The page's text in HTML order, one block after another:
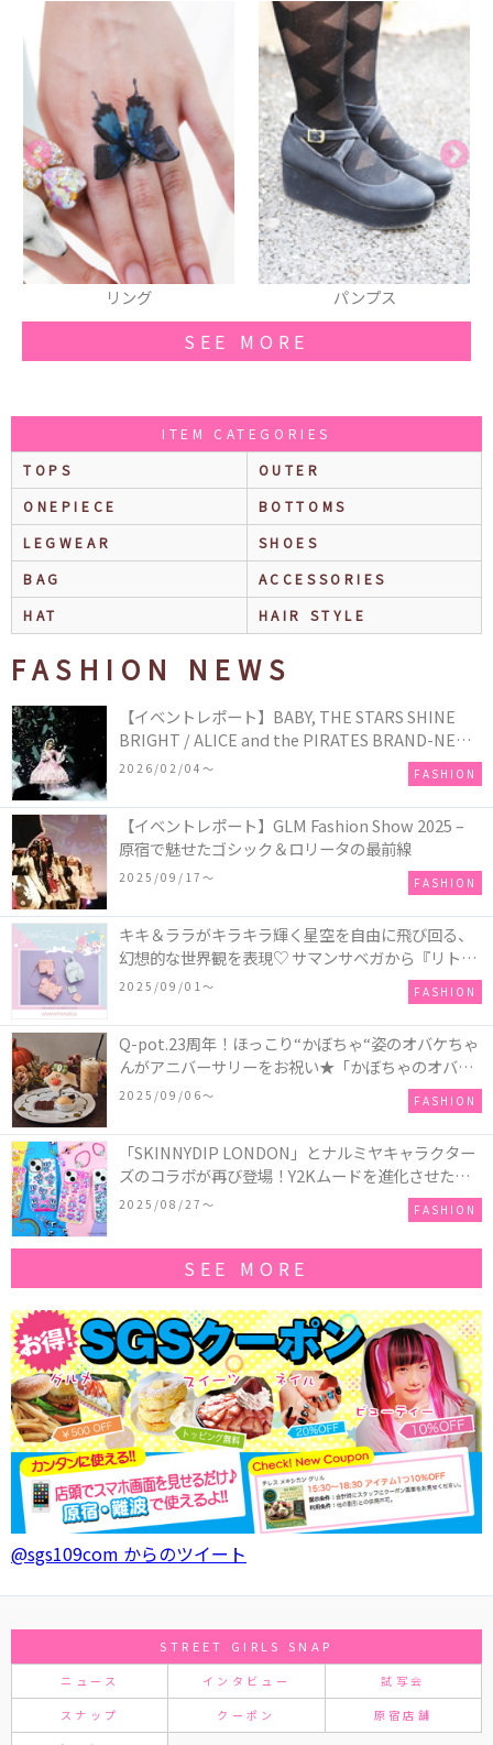
パンプス タイツ
SEE MORE
ITEM CATEGORIES
TOPS
OUTER
ONEPIECE
BOTTOMS
LEGWEAR
SHOES
BAG
ACCESSORIES
HAT
HAIR STYLE
FASHION NEWS
【イベントレポート】BABY, THE STARS SHINE
BRIGHT / ALICE and the PIRATES BRAND-NEW
COLLECTION in TOKYO
2026/02/04〜 FASHION
【イベントレポート】GLM Fashion Show 2025 –
原宿で魅せたゴシック＆ロリータの最前線
2025/09/17〜 FASHION
キキ＆ララがキラキラ輝く星空を自由に飛び回る、
幻想的な世界観を表現♡ サマンサベガから『リトル
ツインスターズ』50周年アニバーサリーイヤー』を
2025/09/01〜 FASHION
Q-pot.23周年！ほっこり“かぼちゃ“姿のオバケちゃ
んがアニバーサリーをお祝い★「かぼちゃのオバケ
ーキアクセサリー」が新発売！Q-pot CAFE.では
「かぼちゃのオバケーキプレート」も登場
2025/09/06〜 FASHION
「SKINNYDIP LONDON」とナルミヤキャラクター
ズのコラボが再び登場！Y2Kムードを進化させた新
作コレクションを発売♪
2025/08/27〜 FASHION
SEE MORE
@sgs109com からのツイート
STREET GIRLS SNAP
ニュース インタビュー 試写会
スナップ クーポン 原宿店舗